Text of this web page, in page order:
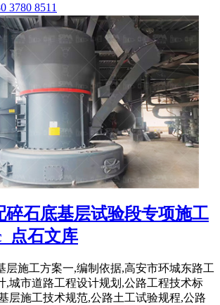
3780 8511
碎石底基层试验段专项施工
点石文库
层施工方案一,编制依据,高安市环城东路工
,城市道路工程设计规划,公路工程技术标
层施工技术规范,公路土工试验规程,公路